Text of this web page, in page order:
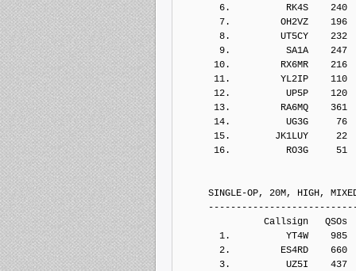
6.          RK4S    240
7.         OH2VZ    196
8.         UT5CY    232
9.          SA1A    247
10.         RX6MR    216
11.         YL2IP    110
12.          UP5P    120
13.         RA6MQ    361
14.          UG3G     76
15.        JK1LUY     22
16.          RO3G     51
SINGLE-OP, 20M, HIGH,
Callsign   QSOs  Points
1.          YT4W    985
2.         ES4RD    660
3.          UZ5I    437